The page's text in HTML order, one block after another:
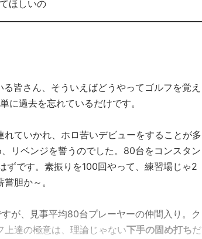
ほしいの
皆さん、そういえばどうやってゴルフを覚え
に過去を忘れているだけです。
ていかれ、ホロ苦いデビューをすることが多
リベンジを誓うのでした。80台をコンスタン
ずです。素振りを100回やって、練習場じゃ2
胆か～。
が、見事平均80台プレーヤーの仲間入り。ク
達の極意は、理論じゃない下手の固め打ちだ